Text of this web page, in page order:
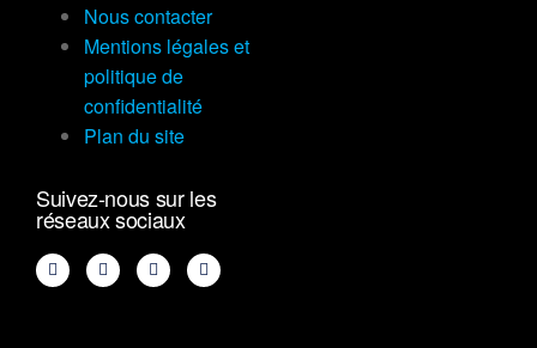
Nous contacter
Mentions légales et
politique de
confidentialité
Plan du site
Suivez-nous sur les
réseaux sociaux